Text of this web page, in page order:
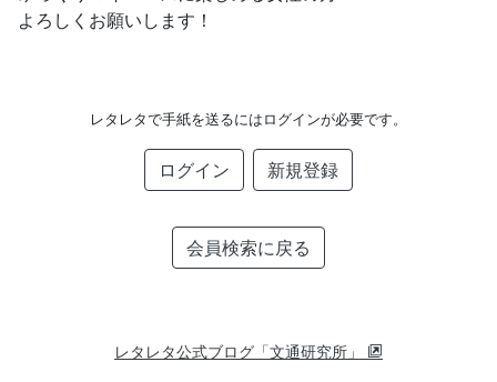
よろしくお願いします！
レタレタで手紙を送るにはログインが必要です。
ログイン 新規登録
会員検索に戻る
レタレタ公式ブログ「文通研究所」